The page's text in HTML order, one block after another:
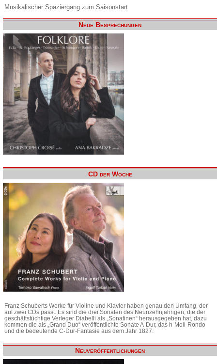
Musikalischer Spaziergang zum Saisonstart
Neue Besprechungen
CD der Woche
Franz Schuberts Werke für Violine und Klavier haben genau den Umfang, der
auf zwei CDs passt. Es sind die drei Sonaten des Neunzehnjährigen, die der
geschäftstüchtige Verleger Diabelli als „Sonatinen“ herausgegeben hat, dazu
kommen die als „Grand Duo“ veröffentlichte Sonate A-Dur, das h-Moll-Rondo
und die bedeutende C-Dur-Fantasie aus dem Jahr 1827.
Neuveröffentlichungen